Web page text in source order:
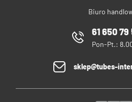
Biuro
61 650 79
Pon-Pt.:
sklep@tubes-